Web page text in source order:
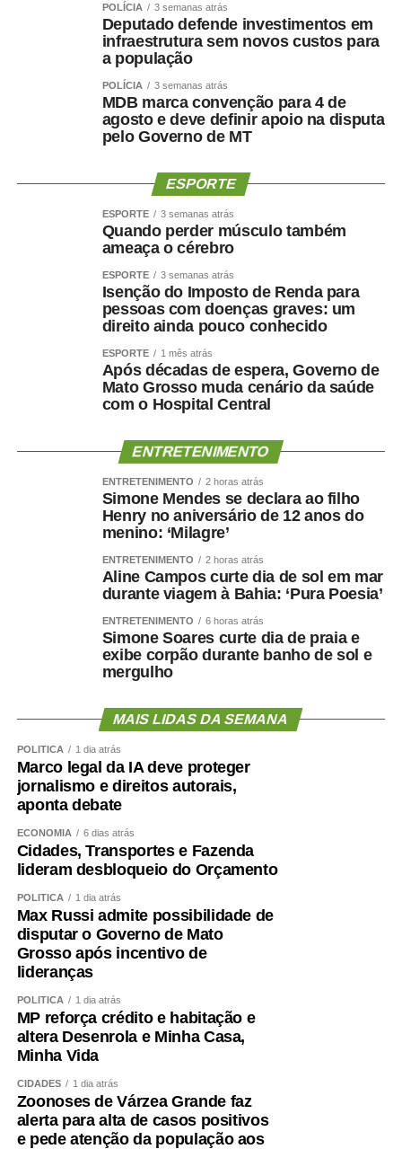
POLÍCIA 3 semanas atrás
Deputado defende investimentos em
infraestrutura sem novos custos para
a população
POLÍCIA 3 semanas atrás
MDB marca convenção para 4 de
agosto e deve definir apoio na disputa
pelo Governo de MT
ESPORTE
ESPORTE 3 semanas atrás
Quando perder músculo também
ameaça o cérebro
ESPORTE 3 semanas atrás
Isenção do Imposto de Renda para
pessoas com doenças graves: um
direito ainda pouco conhecido
ESPORTE 1 mês atrás
Após décadas de espera, Governo de
Mato Grosso muda cenário da saúde
com o Hospital Central
ENTRETENIMENTO
ENTRETENIMENTO 2 horas atrás
Simone Mendes se declara ao filho
Henry no aniversário de 12 anos do
menino: ‘Milagre’
ENTRETENIMENTO 2 horas atrás
Aline Campos curte dia de sol em mar
durante viagem à Bahia: ‘Pura Poesia’
ENTRETENIMENTO 6 horas atrás
Simone Soares curte dia de praia e
exibe corpão durante banho de sol e
mergulho
MAIS LIDAS DA SEMANA
POLÍTICA 1 dia atrás
Marco legal da IA deve proteger
jornalismo e direitos autorais,
aponta debate
ECONOMIA 6 dias atrás
Cidades, Transportes e Fazenda
lideram desbloqueio do Orçamento
POLÍTICA 1 dia atrás
Max Russi admite possibilidade de
disputar o Governo de Mato
Grosso após incentivo de
lideranças
POLÍTICA 1 dia atrás
MP reforça crédito e habitação e
altera Desenrola e Minha Casa,
Minha Vida
CIDADES 1 dia atrás
Zoonoses de Várzea Grande faz
alerta para alta de casos positivos
e pede atenção da população aos